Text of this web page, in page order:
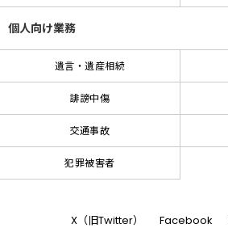
個人向け業務
遺言・遺産相続
誹謗中傷
交通事故
犯罪被害者
X（旧Twitter） Facebook